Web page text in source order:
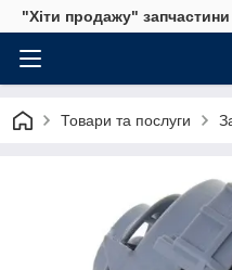
"Хіти продажу" запчастини
Товари та послуги